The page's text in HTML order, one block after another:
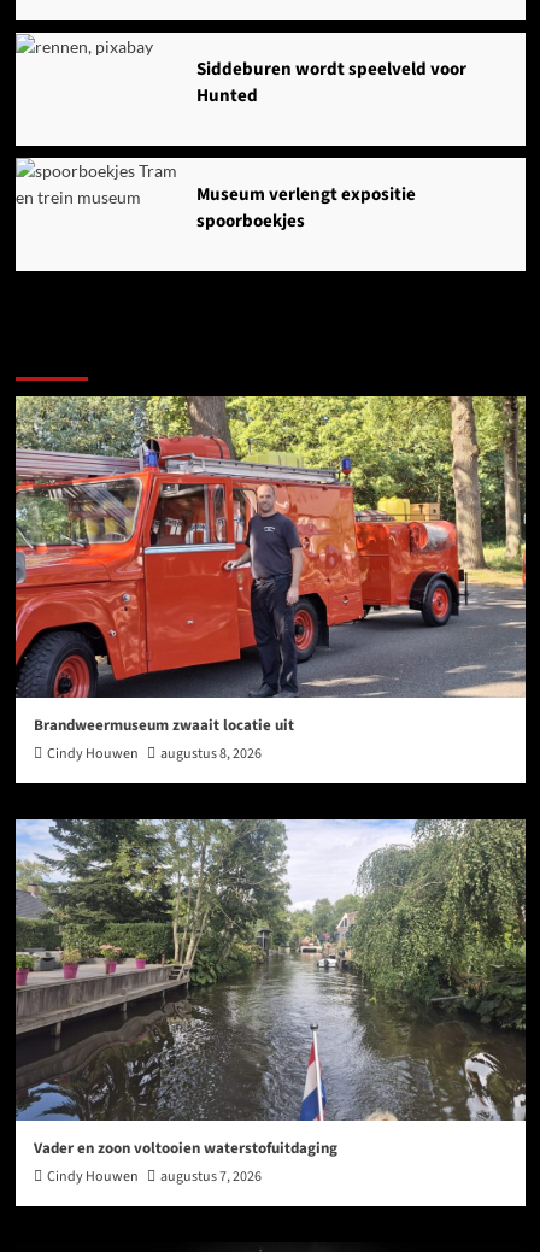
Siddeburen wordt speelveld voor
Hunted
Museum verlengt expositie
spoorboekjes
Brandweermuseum zwaait locatie uit
Cindy Houwen augustus 8, 2026
Vader en zoon voltooien waterstofuitdaging
Cindy Houwen augustus 7, 2026